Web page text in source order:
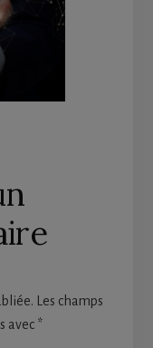
Les champs
avec *